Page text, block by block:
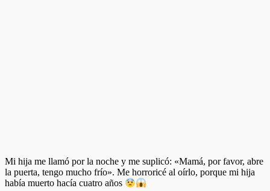
Mi hija me llamó por la noche y me suplicó: «Mamá, por favor, abre
la puerta, tengo mucho frío». Me horroricé al oírlo, porque mi hija
había muerto hacía cuatro años